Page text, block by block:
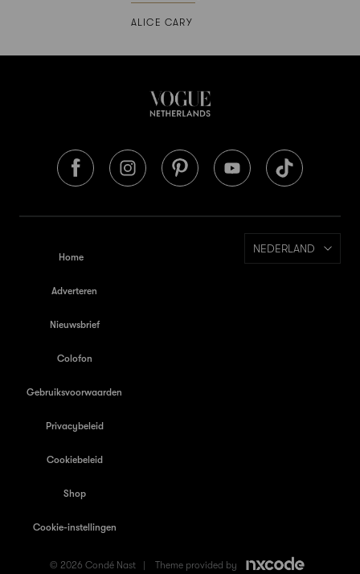
ALICE CARY
Home
Adverteren
Nieuwsbrief
Colofon
Gebruiksvoorwaarden
Privacybeleid
Cookiebeleid
Shop
Cookie-instellingen
NEDERLAND
© 2026 Condé Nast | Theme provided by